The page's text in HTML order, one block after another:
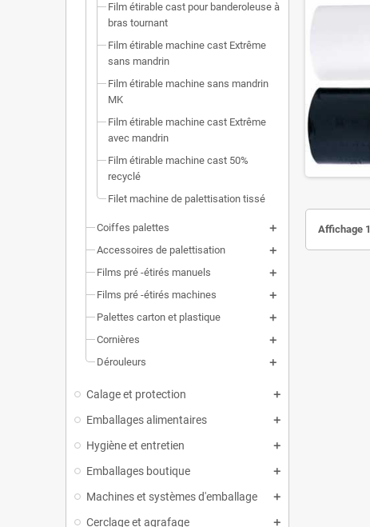
Film étirable cast pour banderoleuse à
bras tournant
Film étirable machine cast Extrême
sans mandrin
Film étirable machine sans mandrin
MK
Film étirable machine cast Extrême
avec mandrin
Film étirable machine cast 50%
recyclé
Filet machine de palettisation tissé
Coiffes palettes
Accessoires de palettisation
Films pré -étirés manuels
Films pré -étirés machines
Palettes carton et plastique
Cornières
Dérouleurs
Calage et protection
Emballages alimentaires
Hygiène et entretien
Emballages boutique
Machines et systèmes d'emballage
Cerclage et agrafage
Affichage